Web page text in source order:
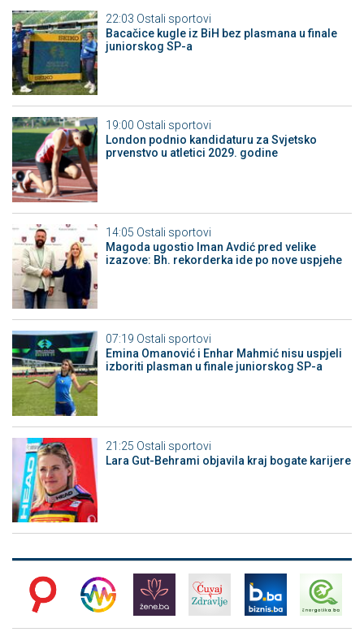
22:03 Ostali sportovi
Bacačice kugle iz BiH bez plasmana u finale
juniorskog SP-a
19:00 Ostali sportovi
London podnio kandidaturu za Svjetsko
prvenstvo u atletici 2029. godine
14:05 Ostali sportovi
Magoda ugostio Iman Avdić pred velike
izazove: Bh. rekorderka ide po nove uspjehe
07:19 Ostali sportovi
Emina Omanović i Enhar Mahmić nisu uspjeli
izboriti plasman u finale juniorskog SP-a
21:25 Ostali sportovi
Lara Gut-Behrami objavila kraj bogate karijere